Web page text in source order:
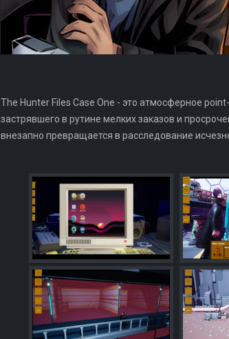
The Hunter Files Case One - это атмосферное
застрявшего в рутине мелких заказов и
внезапно превращается в расследование